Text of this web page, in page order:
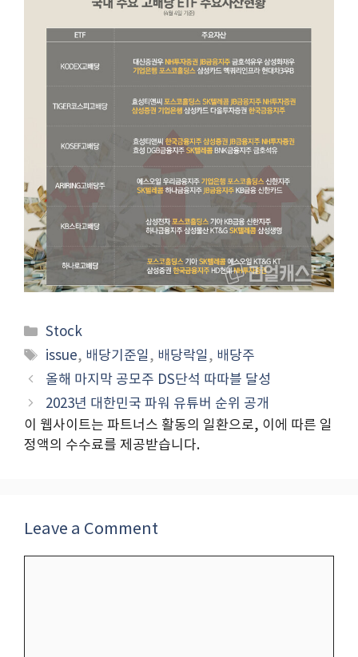
Categories
Stock
Tags
issue, 배당기준일, 배당락일, 배당주
올해 마지막 공모주 DS단석 따따블 달성
2023년 대한민국 파워 유튜버 순위 공개
이 웹사이트는 파트너스 활동의 일환으로, 이에 따른 일
정액의 수수료를 제공받습니다.
Leave a Comment